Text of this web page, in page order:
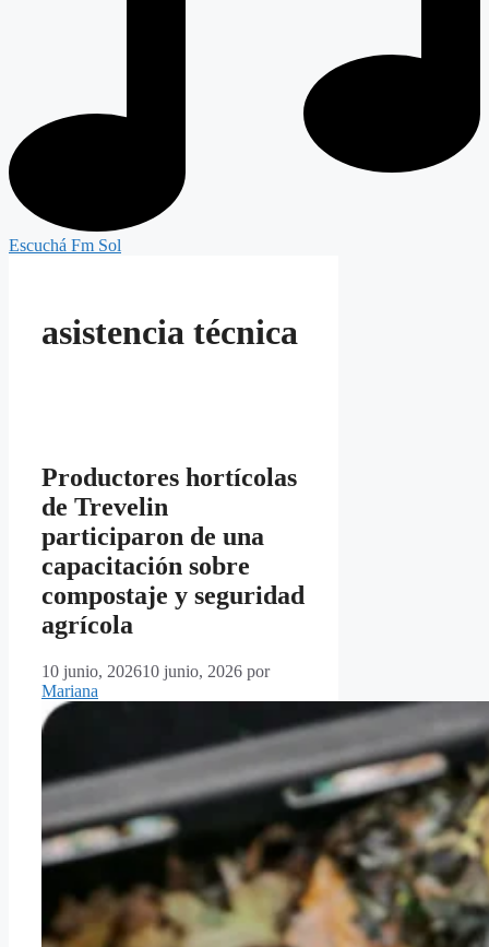
Escuchá Fm Sol
asistencia técnica
Productores hortícolas
de Trevelin
participaron de una
capacitación sobre
compostaje y seguridad
agrícola
10 junio, 202610 junio, 2026 por
Mariana